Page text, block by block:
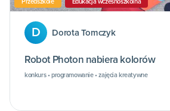
Przedszkole Edukacja wczesnoszkolna
D Dorota Tomczyk
Robot Photon nabiera kolorów
konkurs • programowanie • zajęcia kreatywne